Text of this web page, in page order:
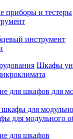
приборы и тестеры
инструмент
Шкафы
для шкафов для
для
для модульного
для шкафов